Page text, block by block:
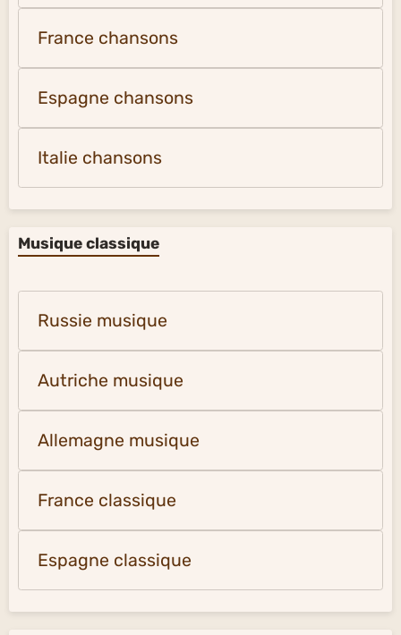
France chansons
Espagne chansons
Italie chansons
Musique classique
Russie musique
Autriche musique
Allemagne musique
France classique
Espagne classique